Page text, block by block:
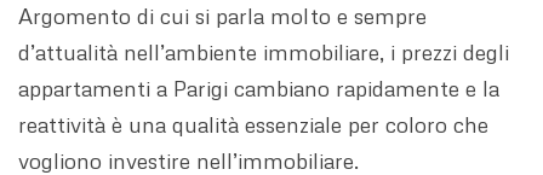
Argomento di cui si parla molto e sempre
d’attualità nell’ambiente immobiliare, i prezzi degli
appartamenti a Parigi cambiano rapidamente e la
reattività è una qualità essenziale per coloro che
vogliono investire nell’immobiliare.